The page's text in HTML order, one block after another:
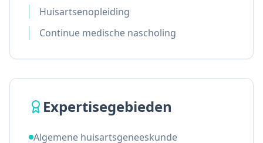
Huisartsenopleiding
Continue medische nascholing
Expertisegebieden
Algemene huisartsgeneeskunde